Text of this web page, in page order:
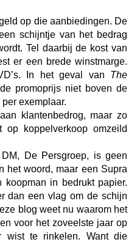
op die aanbiedingen. De
schijntje van het bedrag
Tel daarbij de kost van
er een brede winstmarge.
In het geval van The
promoprijs niet boven de
exemplaar.
klantenbedrog, maar zo
koppelverkoop omzeild
De Persgroep, is geen
het woord, maar een Supra
in bedrukt papier.
dan een vlag om de schijn
blog weet nu waarom het
voor het zoveelste jaar op
wist te rinkelen. Want die